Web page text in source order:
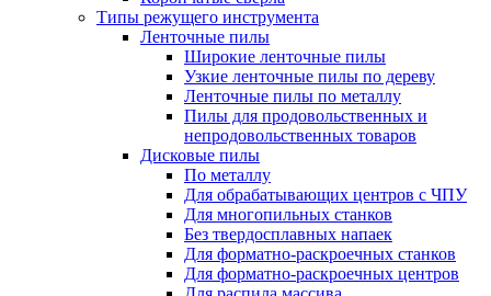
Типы режущего инструмента
Ленточные пилы
Широкие ленточные пилы
Узкие ленточные пилы по дереву
Ленточные пилы по металлу
Пилы для продовольственных и
непродовольственных товаров
Дисковые пилы
По металлу
Для обрабатывающих центров с ЧПУ
Для многопильных станков
Без твердосплавных напаек
Для форматно-раскроечных станков
Для форматно-раскроечных центров